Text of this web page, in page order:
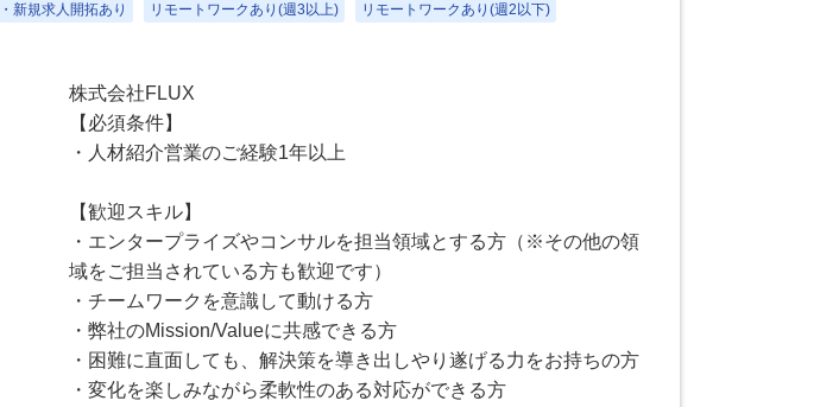
新規求人開拓あり リモートワークあり(週3以上)
リモートワークあり(週2以下)
株式会社FLUX
【必須条件】
・人材紹介営業のご経験1年以上
【歓迎スキル】
・エンタープライズやコンサルを担当領域とする方（※その他の領
域をご担当されている方も歓迎です）
・チームワークを意識して動ける方
・弊社のMission/Valueに共感できる方
・困難に直面しても、解決策を導き出しやり遂げる力をお持ちの方
・変化を楽しみながら柔軟性のある対応ができる方